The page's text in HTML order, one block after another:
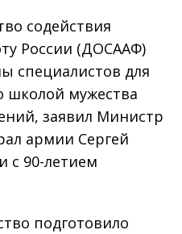
содействия
России (ДОСААФ)
специалистов для
школой мужества
заявил Министр
армии Сергей
с 90-летием
подготовило